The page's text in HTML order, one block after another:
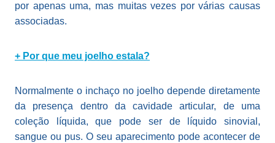
por apenas uma, mas muitas vezes por várias causas
associadas.
+ Por que meu joelho estala?
Normalmente o inchaço no joelho depende diretamente
da presença dentro da cavidade articular, de uma
coleção líquida, que pode ser de líquido sinovial,
sangue ou pus. O seu aparecimento pode acontecer de